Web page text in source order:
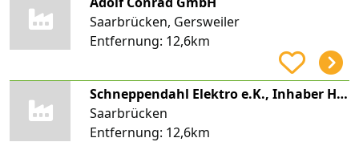
Saarbrücken, Gersweiler
Entfernung: 12,6km
Schneppendahl Elektro e.K., Inhaber Helmut Schneppendahl
Saarbrücken
Entfernung: 12,6km